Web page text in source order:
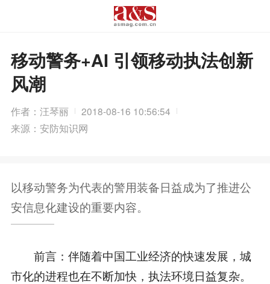
移动警务+AI 引领移动执法创新
风潮
作者：汪琴丽
2018-08-16 10:56:54
来源：安防知识网
以移动警务为代表的警用装备日益成为了推进公
安信息化建设的重要内容。
前言：伴随着中国工业经济的快速发展，城
市化的进程也在不断加快，执法环境日益复杂。